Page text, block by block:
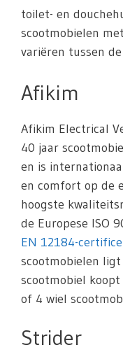
toilet- en
scootmobielen
variëren tussen
Afikim
Afikim Electrical
40 jaar
en is
en comfort op de
hoogste
de Europese ISO
EN 12184-
scootmobielen ligt
scootmobiel
of 4 wiel
Strider